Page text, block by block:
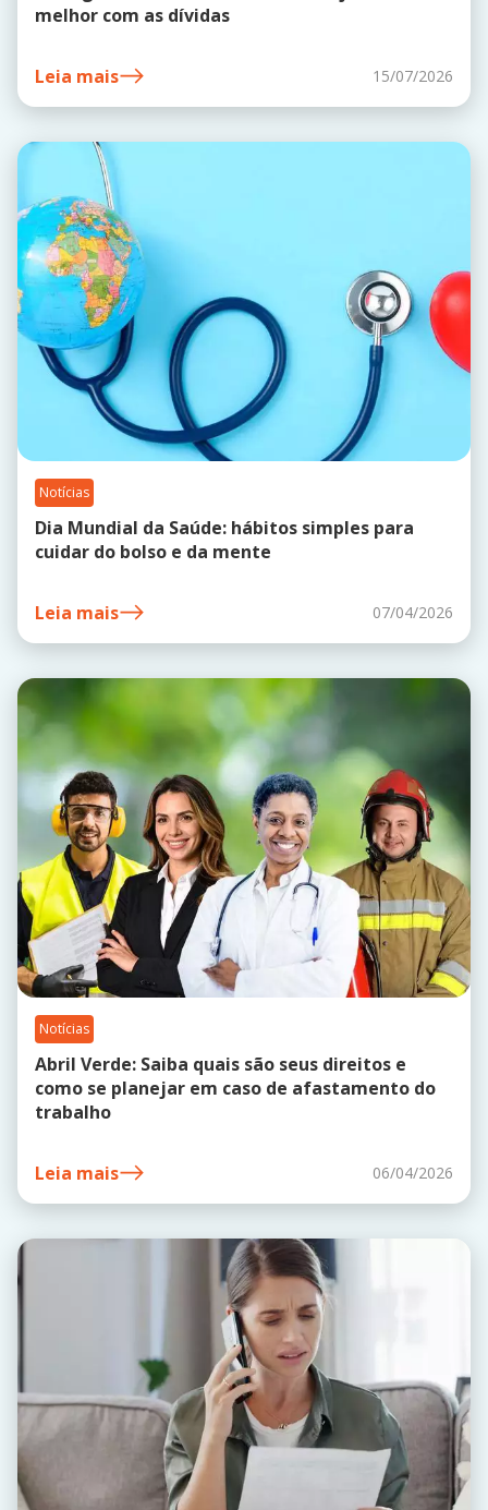
melhor com as dívidas
Leia mais 15/07/2026
Notícias
Dia Mundial da Saúde: hábitos simples para
cuidar do bolso e da mente
Leia mais 07/04/2026
Notícias
Abril Verde: Saiba quais são seus direitos e
como se planejar em caso de afastamento do
trabalho
Leia mais 06/04/2026